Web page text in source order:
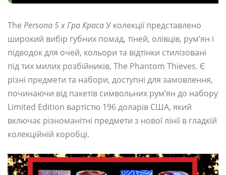
The Persona 5 x Гра КрасаУ колекції представлено
широкий вибір губних помад, тіней, олівців, рум’ян і
підводок для очей, кольори та відтінки стилізовані
під тих милих розбійників, The Phantom Thieves. Є
різні предмети та набори, доступні для замовлення,
починаючи від пакетів символьних рум’ян до набору
Limited Edition вартістю 196 доларів США, який
включає різноманітні предмети з нової лінії в гладкій
колекційній коробці.